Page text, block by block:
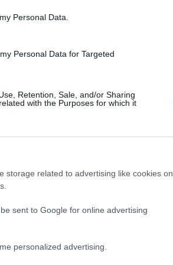
Personal Data.
Personal Data for Targeted
Retention, Sale, and/or Sharing
with the Purposes for which it
storage related to advertising like cookies on
sent to Google for online advertising
personalized advertising.
tartalmazza.
lakossági megkeresések vagy
információ rendelkezésre
Emellett részletes
belélegzése vagy bőrrel való